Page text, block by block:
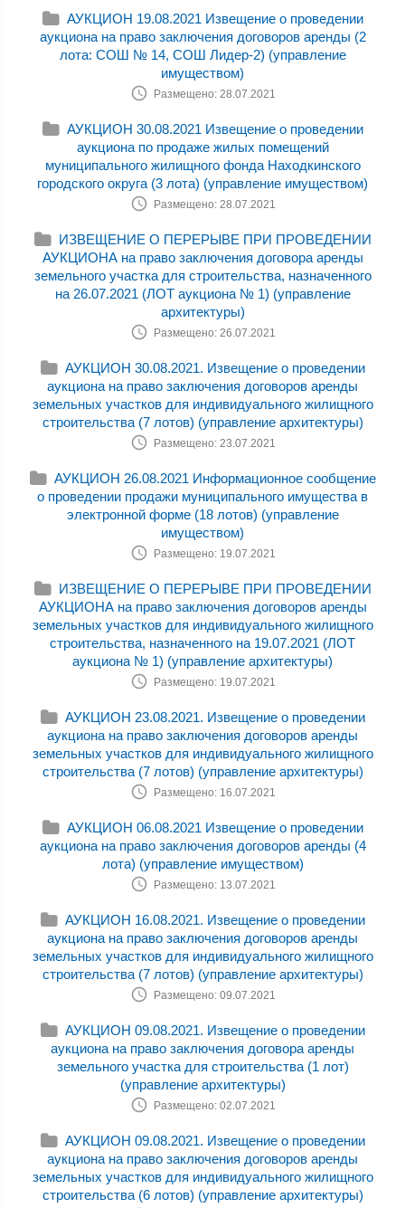
АУКЦИОН 19.08.2021 Извещение о проведении
аукциона на право заключения договоров аренды (2
лота: СОШ № 14, СОШ Лидер-2) (управление
имуществом)
Размещено: 28.07.2021
АУКЦИОН 30.08.2021 Извещение о проведении
аукциона по продаже жилых помещений
муниципального жилищного фонда Находкинского
городского округа (3 лота) (управление имуществом)
Размещено: 28.07.2021
ИЗВЕЩЕНИЕ О ПЕРЕРЫВЕ ПРИ ПРОВЕДЕНИИ
АУКЦИОНА на право заключения договора аренды
земельного участка для строительства, назначенного
на 26.07.2021 (ЛОТ аукциона № 1) (управление
архитектуры)
Размещено: 26.07.2021
АУКЦИОН 30.08.2021. Извещение о проведении
аукциона на право заключения договоров аренды
земельных участков для индивидуального жилищного
строительства (7 лотов) (управление архитектуры)
Размещено: 23.07.2021
АУКЦИОН 26.08.2021 Информационное сообщение
о проведении продажи муниципального имущества в
электронной форме (18 лотов) (управление
имуществом)
Размещено: 19.07.2021
ИЗВЕЩЕНИЕ О ПЕРЕРЫВЕ ПРИ ПРОВЕДЕНИИ
АУКЦИОНА на право заключения договоров аренды
земельных участков для индивидуального жилищного
строительства, назначенного на 19.07.2021 (ЛОТ
аукциона № 1) (управление архитектуры)
Размещено: 19.07.2021
АУКЦИОН 23.08.2021. Извещение о проведении
аукциона на право заключения договоров аренды
земельных участков для индивидуального жилищного
строительства (7 лотов) (управление архитектуры)
Размещено: 16.07.2021
АУКЦИОН 06.08.2021 Извещение о проведении
аукциона на право заключения договоров аренды (4
лота) (управление имуществом)
Размещено: 13.07.2021
АУКЦИОН 16.08.2021. Извещение о проведении
аукциона на право заключения договоров аренды
земельных участков для индивидуального жилищного
строительства (7 лотов) (управление архитектуры)
Размещено: 09.07.2021
АУКЦИОН 09.08.2021. Извещение о проведении
аукциона на право заключения договора аренды
земельного участка для строительства (1 лот)
(управление архитектуры)
Размещено: 02.07.2021
АУКЦИОН 09.08.2021. Извещение о проведении
аукциона на право заключения договоров аренды
земельных участков для индивидуального жилищного
строительства (6 лотов) (управление архитектуры)